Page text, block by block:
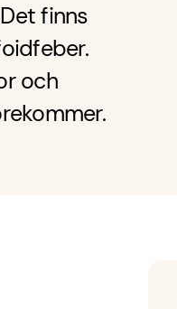
finns
och